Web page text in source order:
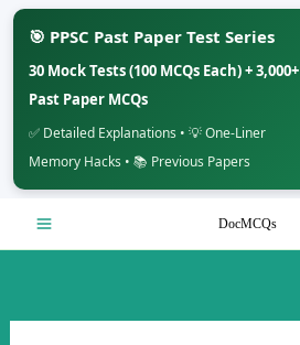
🎯 PPSC Past Paper Test Series
30 Mock Tests (100 MCQs Each) + 3,000+
Past Paper MCQs
✅ Detailed Explanations • 💡 One-Liner
Memory Hacks • 📚 Previous Papers
DocMCQs